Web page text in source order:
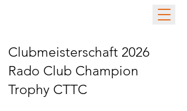
Clubmeisterschaft 2026
Rado Club Champion
Trophy CTTC